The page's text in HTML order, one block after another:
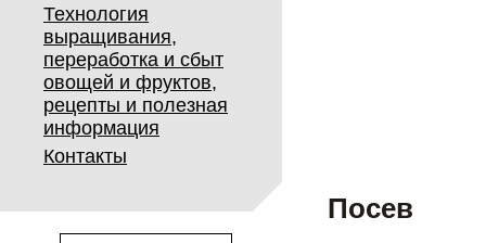
Технология
выращивания,
переработка и сбыт
овощей и фруктов,
рецепты и полезная
информация
Контакты
Посев